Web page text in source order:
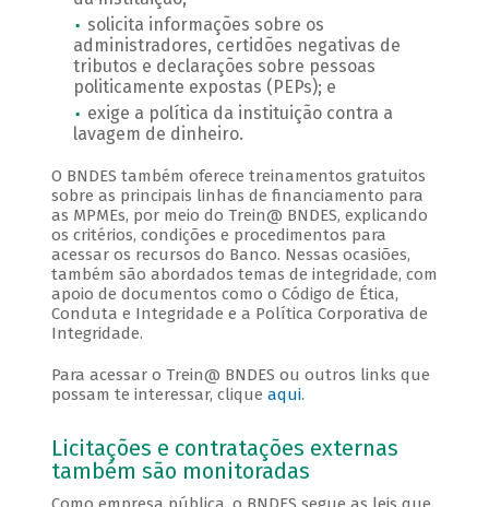
solicita informações sobre os
administradores, certidões negativas de
tributos e declarações sobre pessoas
politicamente expostas (PEPs); e
exige a política da instituição contra a
lavagem de dinheiro.
O BNDES também oferece treinamentos gratuitos
sobre as principais linhas de financiamento para
as MPMEs, por meio do Trein@ BNDES, explicando
os critérios, condições e procedimentos para
acessar os recursos do Banco. Nessas ocasiões,
também são abordados temas de integridade, com
apoio de documentos como o Código de Ética,
Conduta e Integridade e a Política Corporativa de
Integridade.
Para acessar o Trein@ BNDES ou outros links que
possam te interessar, clique aqui.
Licitações e contratações externas
também são monitoradas